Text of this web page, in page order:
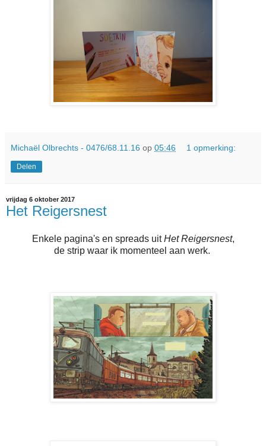
Michaël Olbrechts - 0476/68.11.16 op 05:46 1 opmerking:
Delen
vrijdag 6 oktober 2017
Het Reigersnest
Enkele pagina's en spreads uitHet Reigersnest,
de strip waar ik momenteel aan werk.